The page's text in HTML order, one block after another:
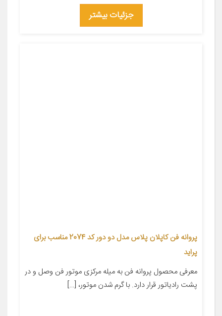
جزئیات بیشتر
پروانه فن کاپلان پلاس مدل دو دور کد 2074 مناسب برای
پراید
معرفی محصول پروانه فن به میله مرکزی موتور فن وصل و در
پشت رادیاتور قرار دارد. با گرم شدن موتور، […]